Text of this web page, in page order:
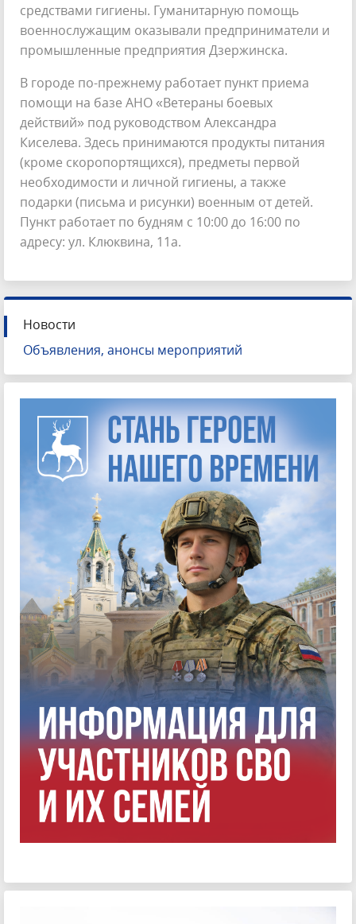
средствами гигиены. Гуманитарную помощь
военнослужащим оказывали предприниматели и
промышленные предприятия Дзержинска.
В городе по-прежнему работает пункт приема
помощи на базе АНО «Ветераны боевых
действий» под руководством Александра
Киселева. Здесь принимаются продукты питания
(кроме скоропортящихся), предметы первой
необходимости и личной гигиены, а также
подарки (письма и рисунки) военным от детей.
Пункт работает по будням с 10:00 до 16:00 по
адресу: ул. Клюквина, 11а.
Новости
Объявления, анонсы мероприятий